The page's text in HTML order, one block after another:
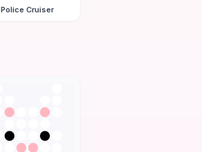
Police Cruiser